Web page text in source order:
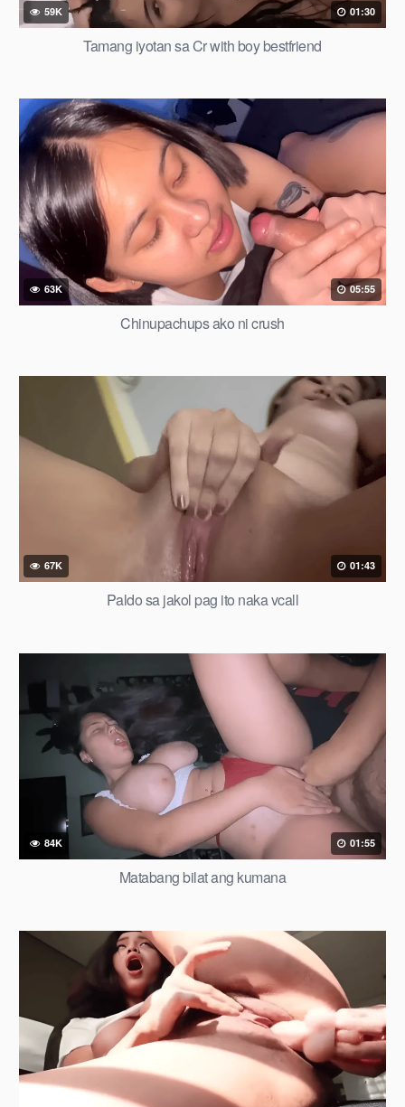
59K 01:30
Tamang iyotan sa Cr with boy bestfriend
63K 05:55
Chinupachups ako ni crush
67K 01:43
Paldo sa jakol pag ito naka vcall
84K 01:55
Matabang bilat ang kumana